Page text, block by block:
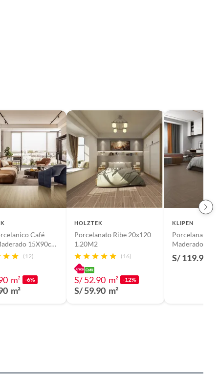
Café
15X90cm
Light Brown
(12)
m² -6%
m²
HOLZTEK
Porcelanato Ribe 20x120
1.20M2
(16)
S/ 52.90 m² -12%
S/ 59.90 m²
KLIPEN
Porcelanato
Maderado
1.44m2
S/ 119.90